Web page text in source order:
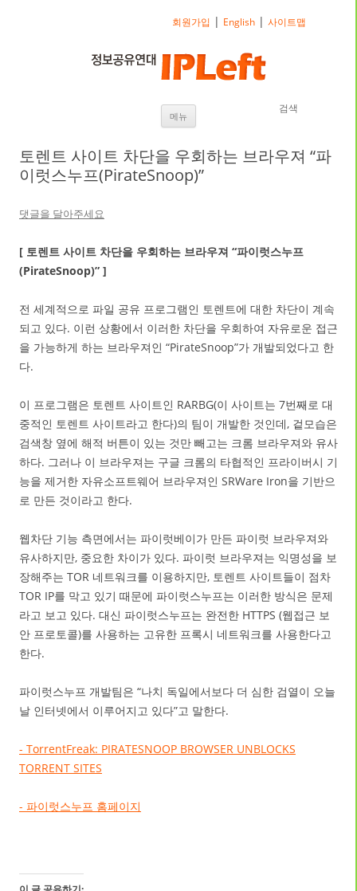
메뉴 내용으로 바로가기검색
회원가입 | English |사이트맵
토렌트 사이트 차단을 우회하는 브라우져 “파
이럿스누프(PirateSnoop)”
댓글을 달아주세요
[ 토렌트 사이트 차단을 우회하는 브라우져 “파이럿스누프
(PirateSnoop)” ]
전 세계적으로 파일 공유 프로그램인 토렌트에 대한 차단이 계속
되고 있다. 이런 상황에서 이러한 차단을 우회하여 자유로운 접근
을 가능하게 하는 브라우져인 “PirateSnoop”가 개발되었다고 한
다.
이 프로그램은 토렌트 사이트인 RARBG(이 사이트는 7번째로 대
중적인 토렌트 사이트라고 한다)의 팀이 개발한 것인데, 겉모습은
검색창 옆에 해적 버튼이 있는 것만 빼고는 크롬 브라우져와 유사
하다. 그러나 이 브라우져는 구글 크롬의 타협적인 프라이버시 기
능을 제거한 자유소프트웨어 브라우져인 SRWare Iron을 기반으
로 만든 것이라고 한다.
웹차단 기능 측면에서는 파이럿베이가 만든 파이럿 브라우져와
유사하지만, 중요한 차이가 있다. 파이럿 브라우져는 익명성을 보
장해주는 TOR 네트워크를 이용하지만, 토렌트 사이트들이 점차
TOR IP를 막고 있기 때문에 파이럿스누프는 이러한 방식은 문제
라고 보고 있다. 대신 파이럿스누프는 완전한 HTTPS (웹접근 보
안 프로토콜)를 사용하는 고유한 프록시 네트워크를 사용한다고
한다.
파이럿스누프 개발팀은 “나치 독일에서보다 더 심한 검열이 오늘
날 인터넷에서 이루어지고 있다”고 말한다.
- TorrentFreak: PIRATESNOOP BROWSER UNBLOCKS
TORRENT SITES
- 파이럿스누프 홈페이지